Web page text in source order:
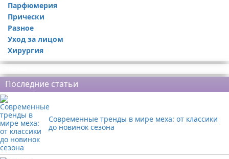
Парфюмерия
Прически
Разное
Уход за лицом
Хирургия
Последние статьи
Современные тренды в мире меха: от классики
до новинок сезона